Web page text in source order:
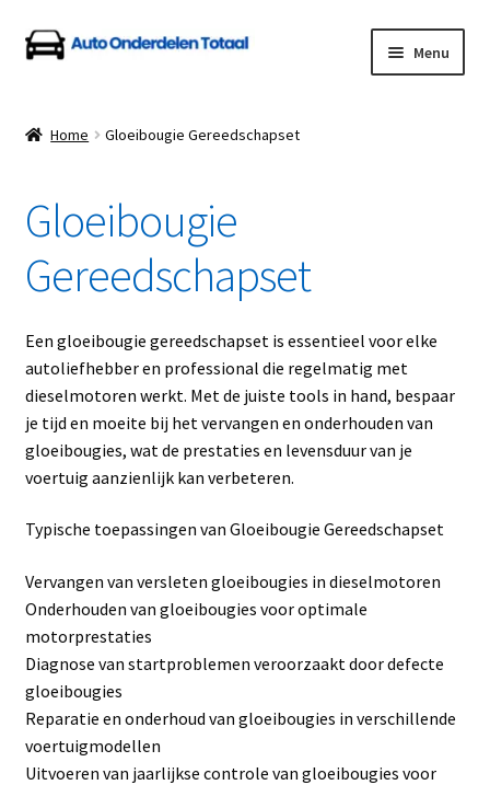
Ga
door
navigatie
Ga
naar
inhoud
Menu
Auto Onderdelen Shop
Betalen en Verzenden
Blog
Contact
Klantenservice
Over Ons
Overzicht
Privacybeleid
Home Gloeibougie Gereedschapset
Gloeibougie
Gereedschapset
Een gloeibougie gereedschapset is essentieel voor elke
autoliefhebber en professional die regelmatig met
dieselmotoren werkt. Met de juiste tools in hand, bespaar
je tijd en moeite bij het vervangen en onderhouden van
gloeibougies, wat de prestaties en levensduur van je
voertuig aanzienlijk kan verbeteren.
Typische toepassingen van Gloeibougie Gereedschapset
Vervangen van versleten gloeibougies in dieselmotoren
Onderhouden van gloeibougies voor optimale
motorprestaties
Diagnose van startproblemen veroorzaakt door defecte
gloeibougies
Reparatie en onderhoud van gloeibougies in verschillende
voertuigmodellen
Uitvoeren van jaarlijkse controle van gloeibougies voor